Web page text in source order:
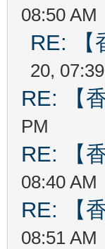
08:50 AM
RE: 【
20,
RE: 【
PM
RE: 【
08:40 AM
RE: 【
08:51 AM